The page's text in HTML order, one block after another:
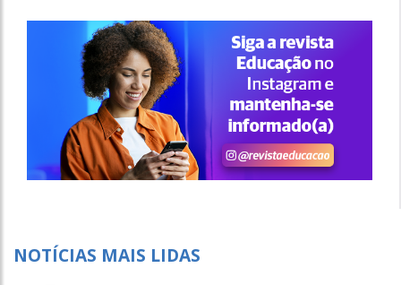
NOTÍCIAS MAIS LIDAS